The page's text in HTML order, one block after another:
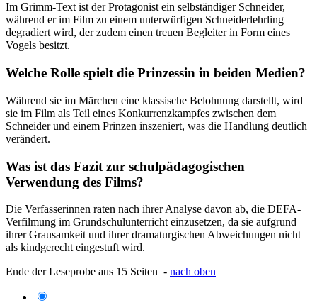
Im Grimm-Text ist der Protagonist ein selbständiger Schneider,
während er im Film zu einem unterwürfigen Schneiderlehrling
degradiert wird, der zudem einen treuen Begleiter in Form eines
Vogels besitzt.
Welche Rolle spielt die Prinzessin in beiden Medien?
Während sie im Märchen eine klassische Belohnung darstellt, wird
sie im Film als Teil eines Konkurrenzkampfes zwischen dem
Schneider und einem Prinzen inszeniert, was die Handlung deutlich
verändert.
Was ist das Fazit zur schulpädagogischen
Verwendung des Films?
Die Verfasserinnen raten nach ihrer Analyse davon ab, die DEFA-
Verfilmung im Grundschulunterricht einzusetzen, da sie aufgrund
ihrer Grausamkeit und ihrer dramaturgischen Abweichungen nicht
als kindgerecht eingestuft wird.
Ende der Leseprobe aus 15 Seiten - nach oben